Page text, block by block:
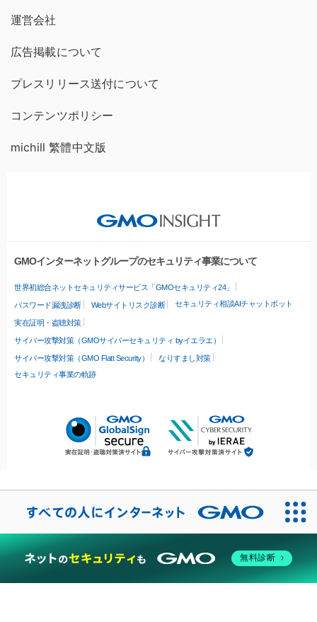
運営会社
広告掲載について
プレスリリース送付について
コンテンツポリシー
michill 繁體中文版
GMOインターネットグループのセキュリティ事業について
世界初総合ネットセキュリティサービス「GMOセキュリティ24」
パスワード漏洩診断 Webサイトリスク診断 セキュリティ相談AIチャットボット
実在証明・盗聴対策
サイバー攻撃対策（GMOサイバーセキュリティ byイエラエ）
サイバー攻撃対策（GMO Flatt Security）
なりすまし対策
セキュリティ事業の軌跡
無料診断